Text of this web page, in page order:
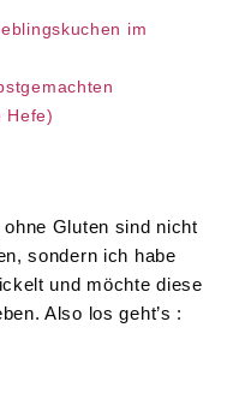
im
Hefe)
Gluten sind nicht
sondern ich habe
und möchte diese
Also los geht’s :